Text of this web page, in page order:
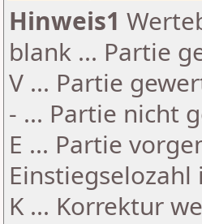
Hinweis1
blank ... Partie
V ... Partie
- ... Partie nicht
E ... Partie
K ... Korrektur